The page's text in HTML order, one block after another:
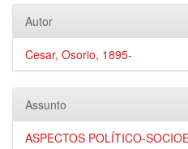
Autor
Cesar, Osorio, 1895-
Assunto
ASPECTOS POLÍTICO-